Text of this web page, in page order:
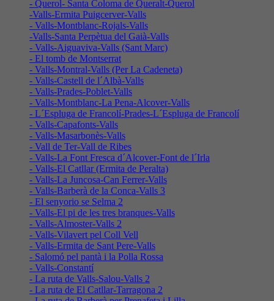
- Querol- Santa Coloma de Queralt-Querol
-Valls-Ermita Puigcerver-Valls
- Valls-Montblanc-Rojals-Valls
-Valls-Santa Perpètua del Gaià-Valls
- Valls-Aiguaviva-Valls (Sant Marc)
- El tomb de Montserrat
- Valls-Montral-Valls (Per La Cadeneta)
- Valls-Castell de l´Albà-Valls
- Valls-Prades-Poblet-Valls
- Valls-Montblanc-La Pena-Alcover-Valls
- L´Espluga de Francolí-Prades-L´Espluga de Francolí
- Valls-Capafonts-Valls
- Valls-Masarbonès-Valls
- Vall de Ter-Vall de Ribes
- Valls-La Font Fresca d´Alcover-Font de l´Irla
- Valls-El Catllar (Ermita de Peralta)
- Valls-La Juncosa-Can Ferrer-Valls
- Valls-Barberà de la Conca-Valls 3
- El senyorio se Selma 2
- Valls-El pi de les tres branques-Valls
- Valls-Almoster-Valls 2
- Valls-Vilavert pel Coll Vell
- Valls-Ermita de Sant Pere-Valls
- Salomó pel pantà i la Polla Rossa
- Valls-Constantí
- La ruta de Valls-Salou-Valls 2
- La ruta de El Catllar-Tarragona 2